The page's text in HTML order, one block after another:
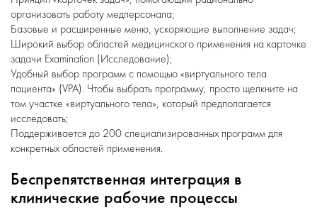
организовать работу медперсонала;
Базовые и расширенные меню, ускоряющие выполнение задач;
Широкий выбор областей медицинского применения на карточке
задачи Examination (Исследование);
Удобный выбор программ с помощью «виртуального тела
пациента» (VPA). Чтобы выбрать программу, просто щелкните на
том участке «виртуального тела», который предполагается
исследовать;
Поддерживается до 200 специализированных программ для
конкретных областей применения.
Беспрепятственная интеграция в
клинические рабочие процессы